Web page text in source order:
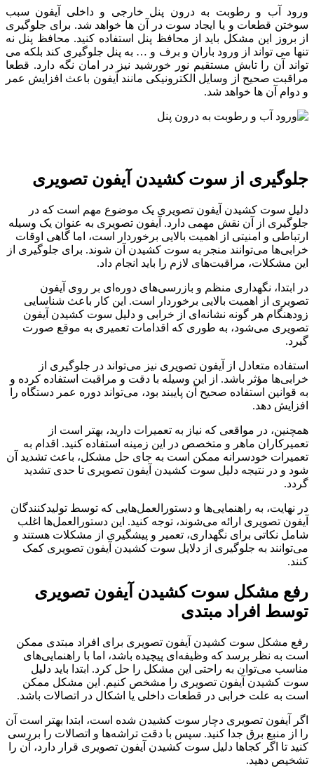
ورود آب و رطوبت به درون پنل خارجی و داخلی آیفون سبب
سوختن قطعات و یا ایجاد سوت در آن ها خواهد شد. برای جلوگیری
از بروز این مشکل باید از محافظ پنل استفاده کنید. محافظ پنل نه
تنها می تواند از ورود باران و برف و … به پنل جلوگیری کند بلکه می
تواند آن را تابش مستقیم نور خورشید نیز در امان نگه دارد. قطعا
مراقبت صحیح از وسایل الکترونیکی مانند آیفون باعث افزایش عمر
و دوام آن ها خواهد شد.
جلوگیری از سوت کشیدن آیفون تصویری
دلیل سوت کشیدن آیفون تصویری یک موضوع مهم است که در
جلوگیری از آن نقش مهمی دارد. آیفون تصویری به عنوان یک وسیله
ارتباطی و امنیتی از اهمیت بالایی برخوردار است، اما گاهی اوقات
خرابی‌ها می‌توانند منجر به سوت کشیدن آن شوند. برای جلوگیری از
این مشکلات، مراقبت‌های لازم را باید انجام داد.
در ابتدا، نگهداری منظم و بازرسی‌های دوره‌ای بر روی آیفون
تصویری از اهمیت بالایی برخوردار است. این کار باعث شناسایی
زودهنگام هر گونه نشانه‌ای از خرابی و دلیل سوت کشیدن آیفون
تصویری می‌شود، به طوری که اقدامات تعمیری به موقع صورت
گیرد.
استفاده متعادل از آیفون تصویری نیز می‌تواند در جلوگیری از
خرابی‌ها مؤثر باشد. از این وسیله با دقت و مراقبت استفاده کرده و
به قوانین استفاده صحیح آن پایبند بود، می‌تواند دوره عمر دستگاه را
افزایش دهد.
همچنین، در مواقعی که نیاز به تعمیرات دارید، بهتر است از
تعمیرکاران ماهر و متخصص در این زمینه استفاده کنید. اقدام به
تعمیرات خودسرانه ممکن است به جای حل مشکل، باعث تشدید آن
شود و در نتیجه دلیل سوت کشیدن آیفون تصویری تا حدی تشدید
گردد.
در نهایت، به راهنمایی‌ها و دستورالعمل‌هایی که توسط تولیدکنندگان
آیفون تصویری ارائه می‌شوند، توجه کنید. این دستورالعمل‌ها اغلب
شامل نکاتی برای نگهداری، تعمیر و پیشگیری از مشکلات هستند و
می‌توانند به جلوگیری از دلایل سوت کشیدن آیفون تصویری کمک
کنند.
رفع مشکل سوت کشیدن آیفون تصویری
توسط افراد مبتدی
رفع مشکل سوت کشیدن آیفون تصویری برای افراد مبتدی ممکن
است به نظر برسد که وظیفه‌ای پیچیده باشد، اما با راهنمایی‌های
مناسب می‌توان به راحتی این مشکل را حل کرد. ابتدا باید دلیل
سوت کشیدن آیفون تصویری را مشخص کنیم. این مشکل ممکن
است به علت خرابی در قطعات داخلی یا اشکال در اتصالات باشد.
اگر آیفون تصویری دچار سوت کشیدن شده است، ابتدا بهتر است آن
را از منبع برق جدا کنید. سپس با دقت تراشه‌ها و اتصالات را بررسی
کنید تا اگر کجاها دلیل سوت کشیدن آیفون تصویری قرار دارد، آن را
تشخیص دهید.